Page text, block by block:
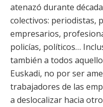
atenazó durante
colectivos: periodistas,
empresarios,
policías, políticos…
también a todos
Euskadi, no por ser
trabajadores de las
a deslocalizar hacia